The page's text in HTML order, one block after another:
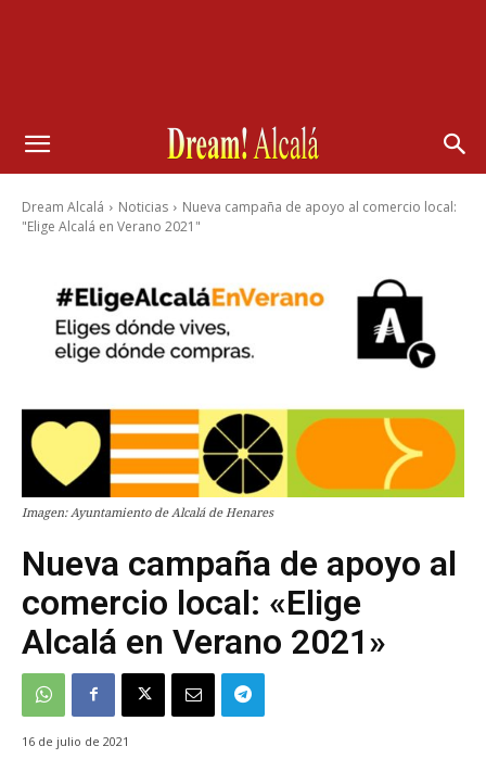
Dream Alcalá Noticias
Nueva campaña de apoyo al comercio local:
"Elige Alcalá en Verano 2021"
Imagen: Ayuntamiento de Alcalá de Henares
Nueva campaña de apoyo al
comercio local: «Elige
Alcalá en Verano 2021»
16 de julio de 2021